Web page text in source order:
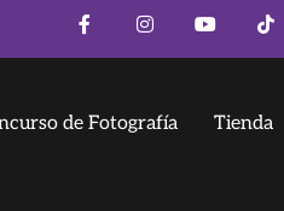
de Fotografía Tienda